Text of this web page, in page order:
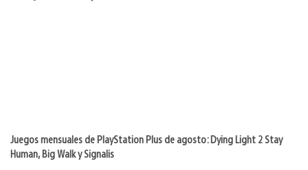
Juegos mensuales de PlayStation Plus de agosto: Dying Light 2 Stay
Human, Big Walk y Signalis